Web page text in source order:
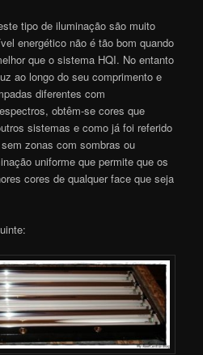
tipo de iluminação são muito
energético não é tão bom quando
que o sistema HQI. No entanto
ao longo do seu comprimento e
diferentes com
obtêm-se cores que
sistemas e como já foi referido
zonas com sombras ou
uniforme que permite que os
cores de qualquer face que seja